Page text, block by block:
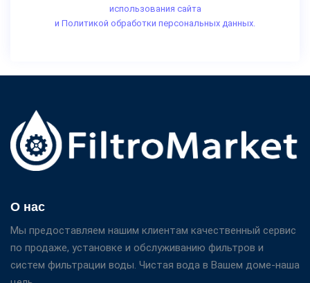
использования сайта
и Политикой обработки персональных данных.
О нас
Мы предоставляем нашим клиентам качественный сервис
по продаже, установке и обслуживанию фильтров и
систем фильтрации воды. Чистая вода в Вашем доме-наша